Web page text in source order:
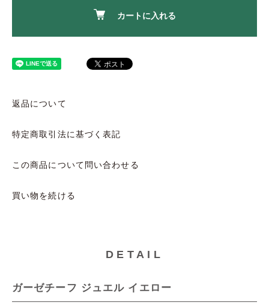
カートに入れる
返品について
特定商取引法に基づく表記
この商品について問い合わせる
買い物を続ける
DETAIL
ガーゼチーフ ジュエル イエロー